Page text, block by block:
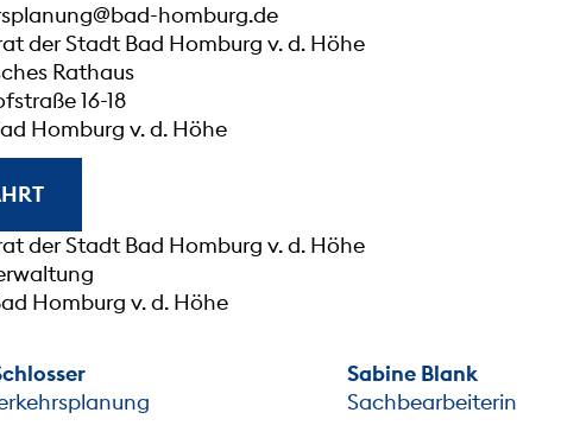
homburg.de
der Stadt Bad Homburg v. d. Höhe
Rathaus
16-18
Homburg v. d. Höhe
der Stadt Bad Homburg v. d. Höhe
Homburg v. d. Höhe
Sabine Blank
Sachbearbeiterin